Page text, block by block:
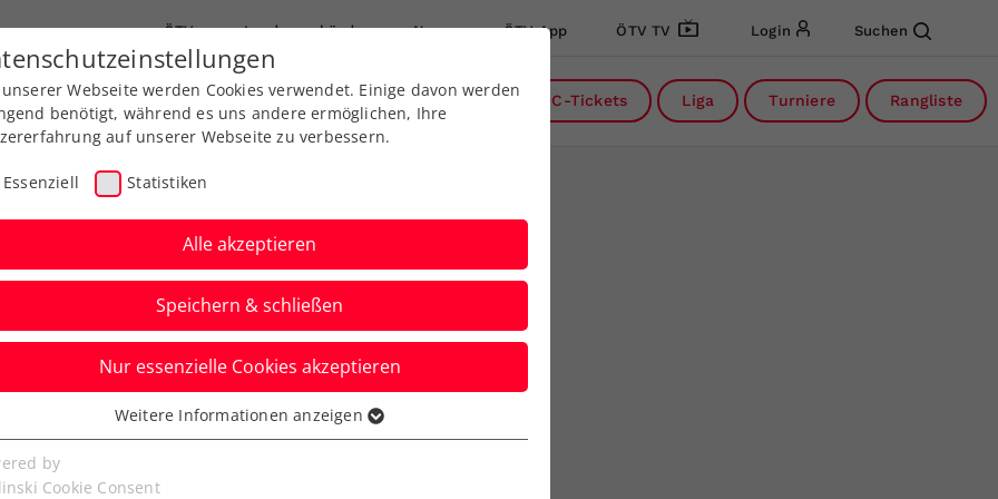
ÖTV Landesverbände News ÖTV App ÖTV TV Login Suchen
Ausbildung Services Über uns FAQ DC-Tickets Liga Turniere Rangliste
ungeplante
Wagner
Webseite werden Cookies verwendet. Einige davon werden
benötigt, während es uns andere ermöglichen, Ihre
auf unserer Webseite zu verbessern.
Essenziell Statistiken
Alle akzeptieren
Speichern & schließen
Nur essenzielle Cookies akzeptieren
Cookies werden für grundlegende Funktionen der
benötigt. Dadurch ist gewährleistet, dass die Webseite
Weitere Informationen anzeigen
by
Cookie Consent